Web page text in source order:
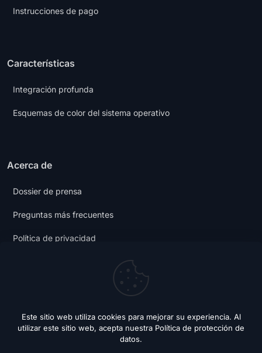
Instrucciones de pago
Características
Integración profunda
Esquemas de color del sistema operativo
Acerca de
Dossier de prensa
Preguntas más frecuentes
Política de privacidad
Este sitio web utiliza cookies para mejorar su experiencia. Al
utilizar este sitio web, acepta nuestra Política de protección de
datos.